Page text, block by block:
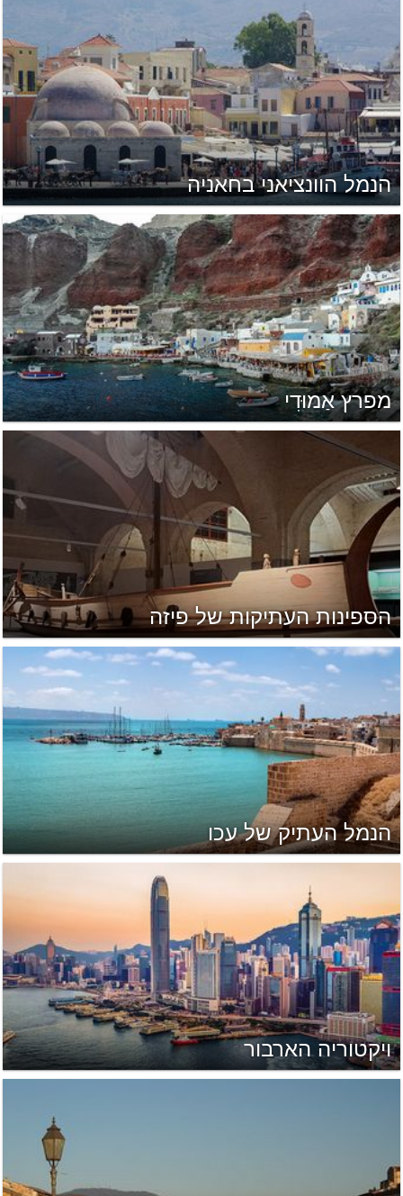
הנמל הוונציאני בחאניה
מפרץ אַמוּדִי
הספינות העתיקות של פיזה
הנמל העתיק של עכו
ויקטוריה הארבור